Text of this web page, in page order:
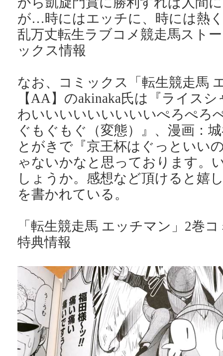
が…時にはエッチに、時には熱
乱万丈転生ラブコメ競走馬スト
ックス情報
なお、コミックス「転生競走馬
【AA】のakinaka氏は『ライス
わいいいいいいいいいぺろぺろ
ぐもぐもぐ（変態）』、漫画：
とがきで『京王杯はぐっといい
ゃないかなと思っております。
しょうか。感想など頂けると嬉
を書かれている。
「転生競走馬 エッチマン」2巻
特典情報